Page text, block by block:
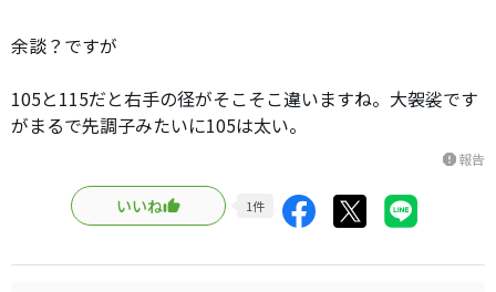
余談？ですが
105と115だと右手の径がそこそこ違いますね。大袈裟です
がまるで先調子みたいに105は太い。
report報告
いいね 1件